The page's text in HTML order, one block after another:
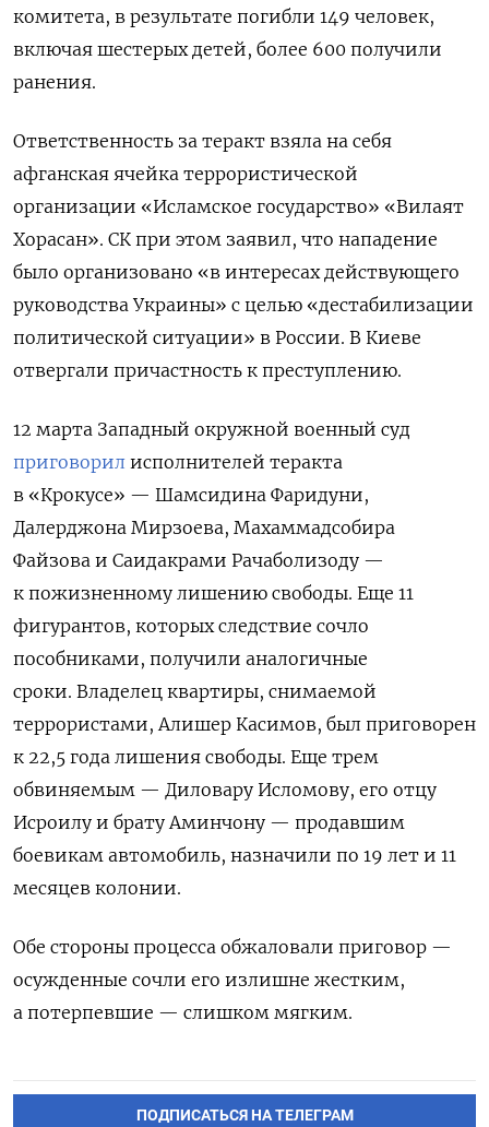
комитета, в результате погибли 149 человек,
включая шестерых детей, более 600 получили
ранения.
Ответственность за теракт взяла на себя
афганская ячейка террористической
организации «Исламское государство» «Вилаят
Хорасан». СК при этом заявил, что нападение
было организовано «в интересах действующего
руководства Украины» с целью «дестабилизации
политической ситуации» в России. В Киеве
отвергали причастность к преступлению.
12 марта Западный окружной военный суд
приговорил исполнителей теракта
в «Крокусе» — Шамсидина Фаридуни,
Далерджона Мирзоева, Махаммадсобира
Файзова и Саидакрами Рачаболизоду —
к пожизненному лишению свободы. Еще 11
фигурантов, которых следствие сочло
пособниками, получили аналогичные
сроки. Владелец квартиры, снимаемой
террористами, Алишер Касимов, был приговорен
к 22,5 года лишения свободы. Еще трем
обвиняемым — Диловару Исломову, его отцу
Исроилу и брату Аминчону — продавшим
боевикам автомобиль, назначили по 19 лет и 11
месяцев колонии.
Обе стороны процесса обжаловали приговор —
осужденные сочли его излишне жестким,
а потерпевшие — слишком мягким.
ПОДПИСАТЬСЯ НА ТЕЛЕГРАМ